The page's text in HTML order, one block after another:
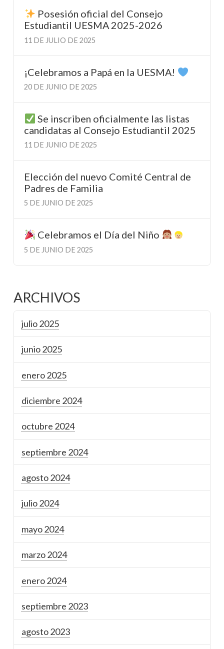
Posesión oficial del Consejo
Estudiantil UESMA 2025-2026
11 DE JULIO DE 2025
¡Celebramos a Papá en la UESMA!
20 DE JUNIO DE 2025
Se inscriben oficialmente las listas
candidatas al Consejo Estudiantil 2025
11 DE JUNIO DE 2025
Elección del nuevo Comité Central de
Padres de Familia
5 DE JUNIO DE 2025
Celebramos el Día del Niño
5 DE JUNIO DE 2025
ARCHIVOS
julio 2025
junio 2025
enero 2025
diciembre 2024
octubre 2024
septiembre 2024
agosto 2024
julio 2024
mayo 2024
marzo 2024
enero 2024
septiembre 2023
agosto 2023